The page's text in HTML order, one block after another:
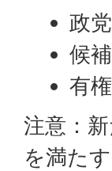
政
候
有
注意：
を満た